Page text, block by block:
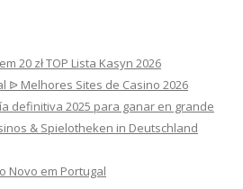
20 zł TOP Lista Kasyn 2026
ᐉ Melhores Sites de Casino 2026
definitiva 2025 para ganar en grande
& Spielotheken in Deutschland
Novo em Portugal